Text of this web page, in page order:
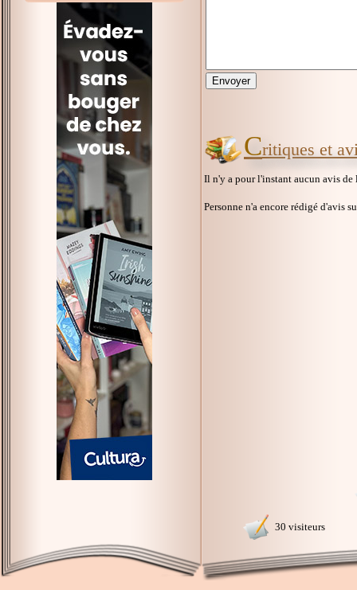
Critiques et
Il n'y a pour l'instant aucun avis
Personne n'a encore rédigé d'avis
30 visiteurs